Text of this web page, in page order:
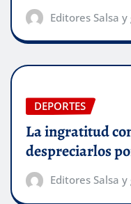
Editores Salsa y
DEPORTES
La ingratitud
despreciarlos
Editores Salsa y